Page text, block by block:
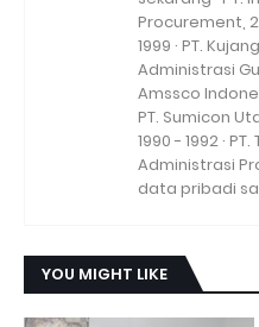
Procurement,
1999 · PT.
Administrasi
Amssco
PT. Sumicon
1990 - 1992 ·
Administrasi
data pribadi
YOU MIGHT LIKE